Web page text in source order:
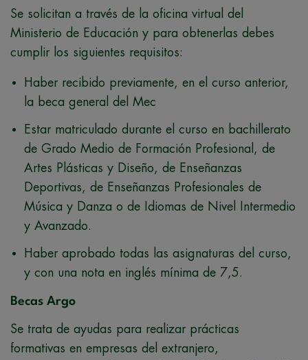
Se solicitan a través de la oficina virtual del
Ministerio de Educación y para obtenerlas debes
cumplir los siguientes requisitos:
Haber recibido previamente, en el curso anterior,
la beca general del Mec
Estar matriculado durante el curso en bachillerato
de Grado Medio de Formación Profesional, de
Artes Plásticas y Diseño, de Enseñanzas
Deportivas, de Enseñanzas Profesionales de
Música y Danza o de Idiomas de Nivel Intermedio
y Avanzado.
Haber aprobado todas las asignaturas del curso,
y con una nota en inglés mínima de 7,5.
Becas Argo
Se trata de ayudas para realizar prácticas
formativas en empresas del extranjero,